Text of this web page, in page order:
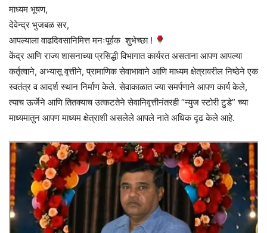
माध्यम भूषण,
देवेन्द्र भुजबळ सर,
आपल्याला वाढदिवसानिमित्त मनःपूर्वक शुभेच्छा !
केंद्र आणि राज्य शासनाच्या प्रसिद्धी विभागात कार्यरत असताना आपण आपल्या
कर्तृत्वाने, अभ्यासू वृत्तीने, प्रामाणिक सेवाभावाने आणि माध्यम क्षेत्रावरील निष्ठेने एक
स्वतंत्र व आदर्श स्थान निर्माण केले. सेवाकाळात ज्या समर्पणाने आपण कार्य केले,
त्याच ऊर्जेने आणि तितक्याच उत्कटतेने सेवानिवृत्तीनंतरही “न्युज स्टोरी टुडे” च्या
माध्यमातुन आपण माध्यम क्षेत्राशी असलेले आपले नाते अधिक दृढ केले आहे.